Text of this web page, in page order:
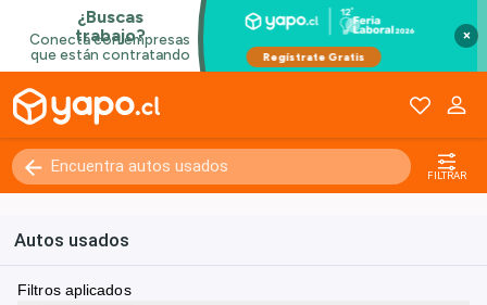
×
FILTRAR
Autos usados
Filtros aplicados